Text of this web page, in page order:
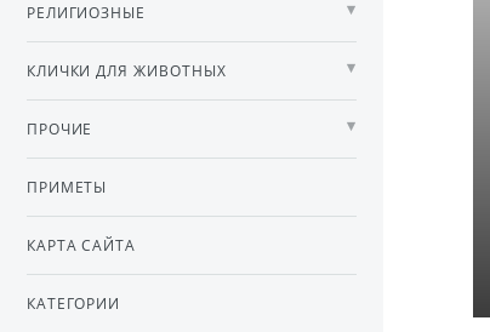
РЕЛИГИОЗНЫЕ
КЛИЧКИ ДЛЯ ЖИВОТНЫХ
ПРОЧИЕ
ПРИМЕТЫ
КАРТА САЙТА
КАТЕГОРИИ